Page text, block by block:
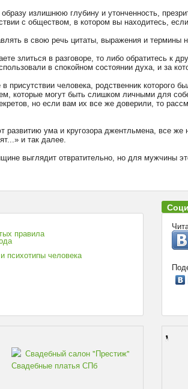
излишнюю глубину и утонченность,
с обществом, в котором вы находитесь,
в свою речь цитаты, выражения и термины
злиться в разговоре, то либо обратитесь к
в спокойном состоянии духа, и за
в присутствии человека, родственник которого
которые могут быть слишком личными для
но если вам их все же доверили, то
развитию ума и кругозора джентльмена, все
и так далее.
выглядит отвратительно, но для мужчины
правила
психотипы человека
Свадебный салон "Престиж"
Свадебные платья СПб